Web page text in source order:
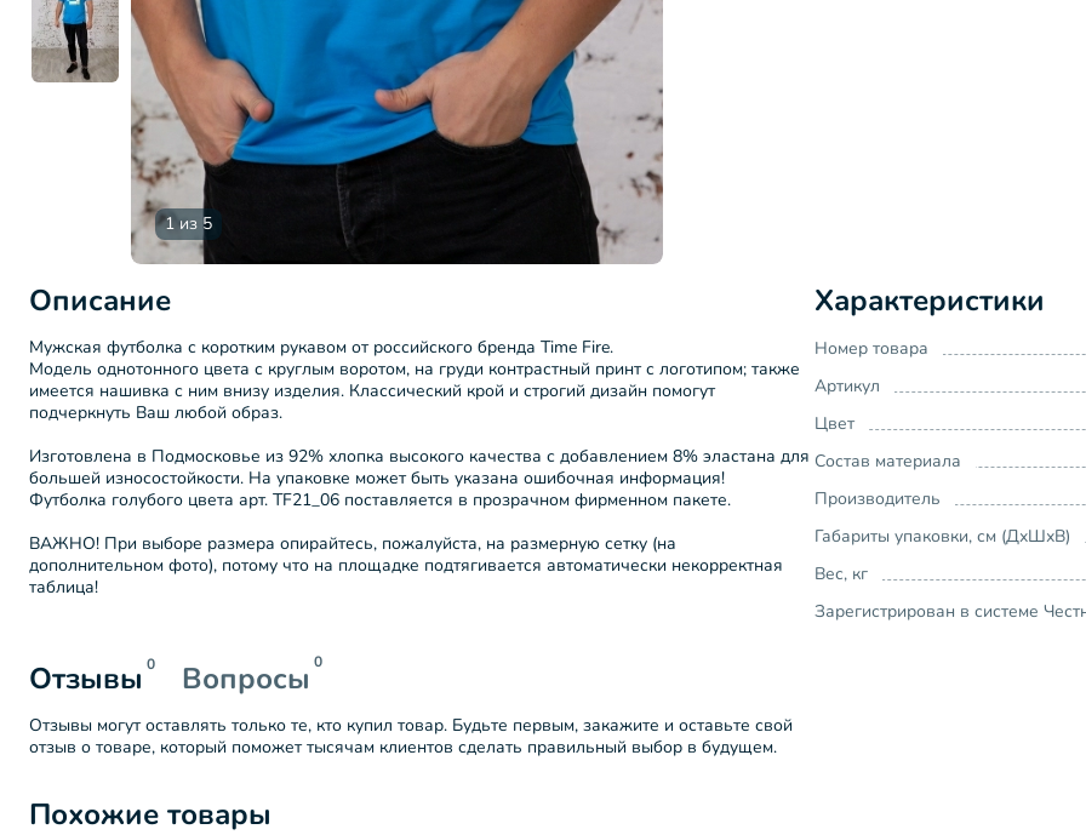
1 из 5
Описание
Мужская футболка с коротким рукавом от российского бренда Time Fire.
Модель однотонного цвета с круглым воротом, на груди контрастный принт с логотипом; также
имеется нашивка с ним внизу изделия. Классический крой и строгий дизайн помогут
подчеркнуть Ваш любой образ.
Изготовлена в Подмосковье из 92% хлопка высокого качества с добавлением 8% эластана для
большей износостойкости. На упаковке может быть указана ошибочная информация!
Футболка голубого цвета арт. TF21_06 поставляется в прозрачном фирменном пакете.
ВАЖНО! При выборе размера опирайтесь, пожалуйста, на размерную сетку (на
дополнительном фото), потому что на площадке подтягивается автоматически некорректная
таблица!
Характеристики
Номер товара
Артикул
Цвет
Состав материала
Производитель
Габариты упаковки, см (ДхШхВ)
Вес, кг
Зарегистрирован в системе
Отзывы 0 Вопросы 0
Отзывы могут оставлять только те, кто купил товар. Будьте первым, закажите и оставьте свой
отзыв о товаре, который поможет тысячам клиентов сделать правильный выбор в будущем.
Похожие товары